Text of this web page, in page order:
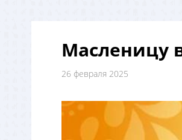
Масленицу
26 февраля 2025